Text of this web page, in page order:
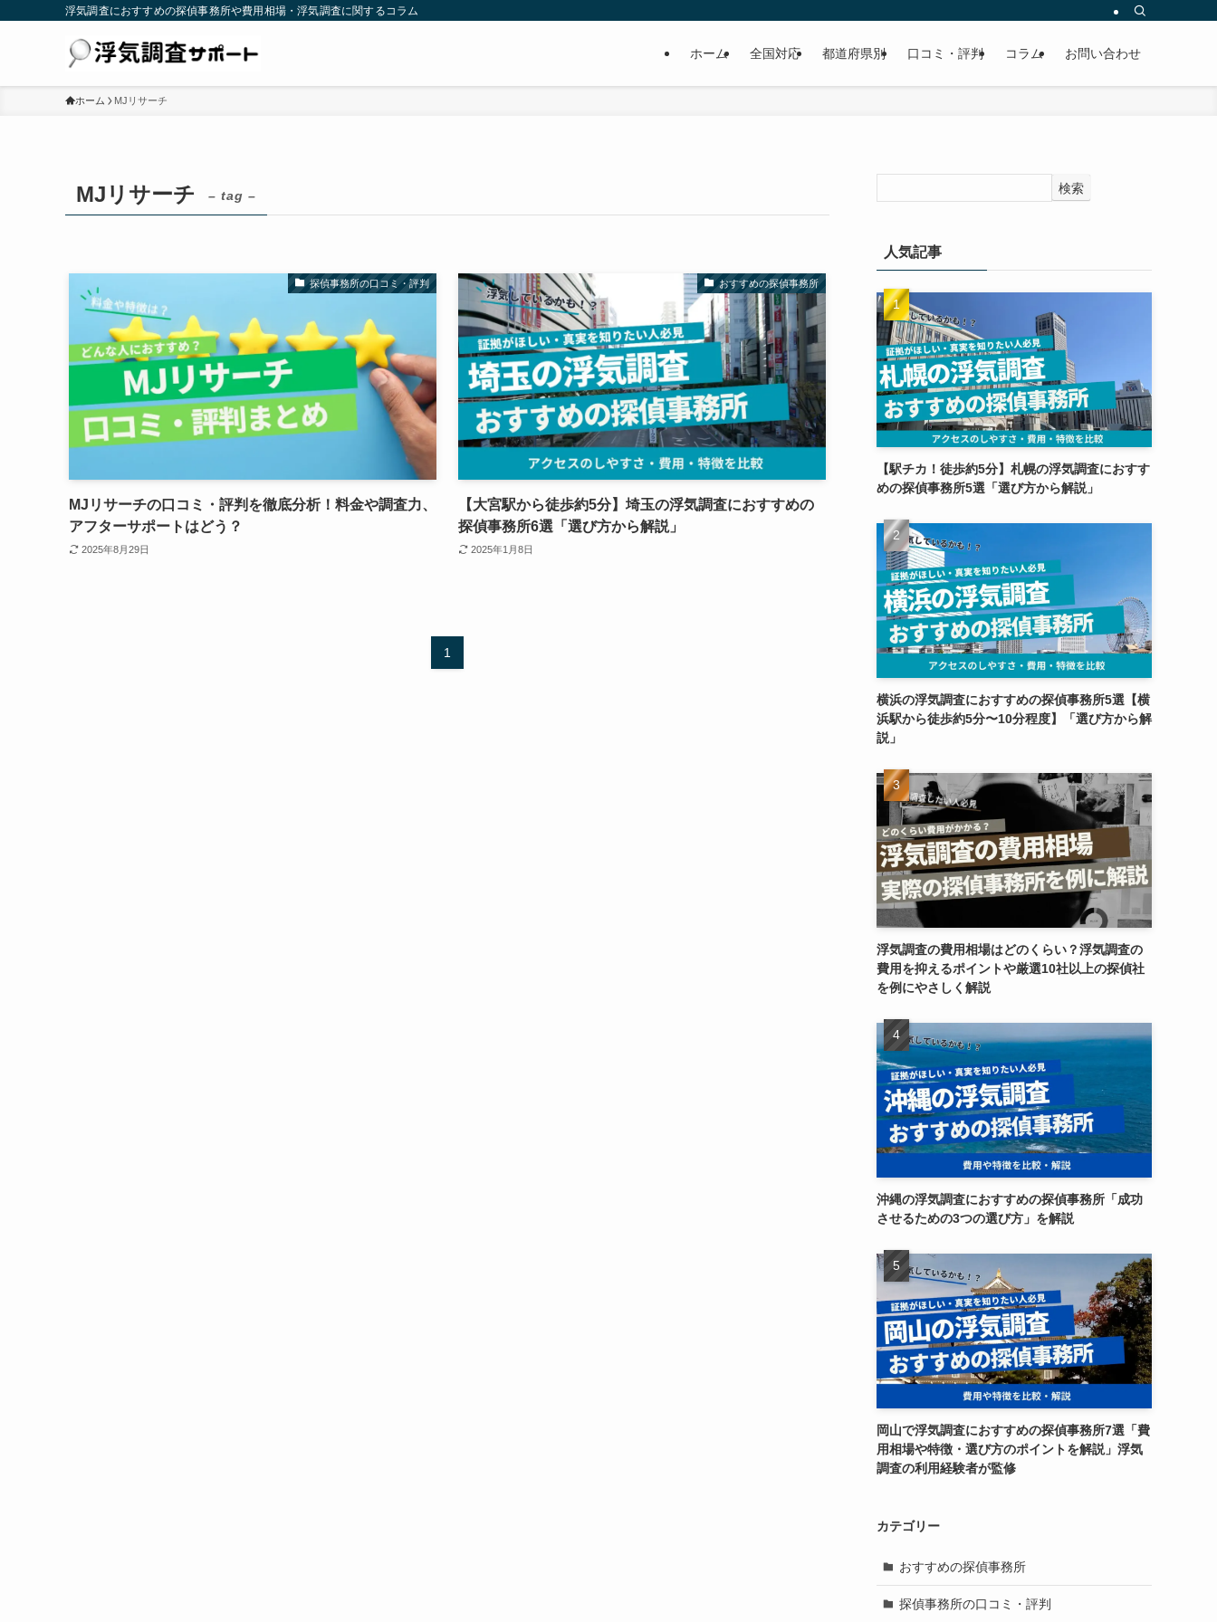
浮気調査におすすめの探偵事務所や費用相場・浮気調査に関するコラム
ホーム 全国対応 都道府県別 口コミ・評判 コラム お問い合わせ
ホーム MJリサーチ
MJリサーチ – tag –
探偵事務所の口コミ・評判
MJリサーチの口コミ・評判を徹底分析！料金や調査力、
アフターサポートはどう？
2025年8月29日
おすすめの探偵事務所
【大宮駅から徒歩約5分】埼玉の浮気調査におすすめの
探偵事務所6選「選び方から解説」
2025年1月8日
1
検索
人気記事
【駅チカ！徒歩約5分】札幌の浮気調査におすす
めの探偵事務所5選「選び方から解説」
横浜の浮気調査におすすめの探偵事務所5選【横
浜駅から徒歩約5分〜10分程度】「選び方から解
説」
浮気調査の費用相場はどのくらい？浮気調査の
費用を抑えるポイントや厳選10社以上の探偵社
を例にやさしく解説
沖縄の浮気調査におすすめの探偵事務所「成功
させるための3つの選び方」を解説
岡山で浮気調査におすすめの探偵事務所7選「費
用相場や特徴・選び方のポイントを解説」浮気
調査の利用経験者が監修
カテゴリー
おすすめの探偵事務所
探偵事務所の口コミ・評判